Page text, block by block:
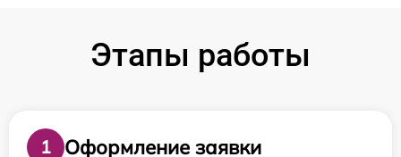
Этапы работы
1
Оформление заявки